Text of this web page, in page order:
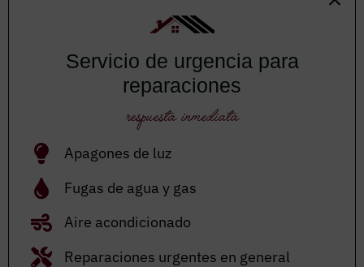
Además, algunas opciones pueden conectarse
que potencia aún más su rendimiento y
Si quieresinstalar equipos de climatización
funcionen con una bomba de calor en tu vivienda,
contacta con nosotros. Te asesoramos en la
elección del mejor modelo
vivienda y a tus necesidades.
Servicio de urgencia para
reparaciones
respuesta inmediata
Apagones de luz
Fugas de agua y gas
Aire acondicionado
Reparaciones urgentes en general